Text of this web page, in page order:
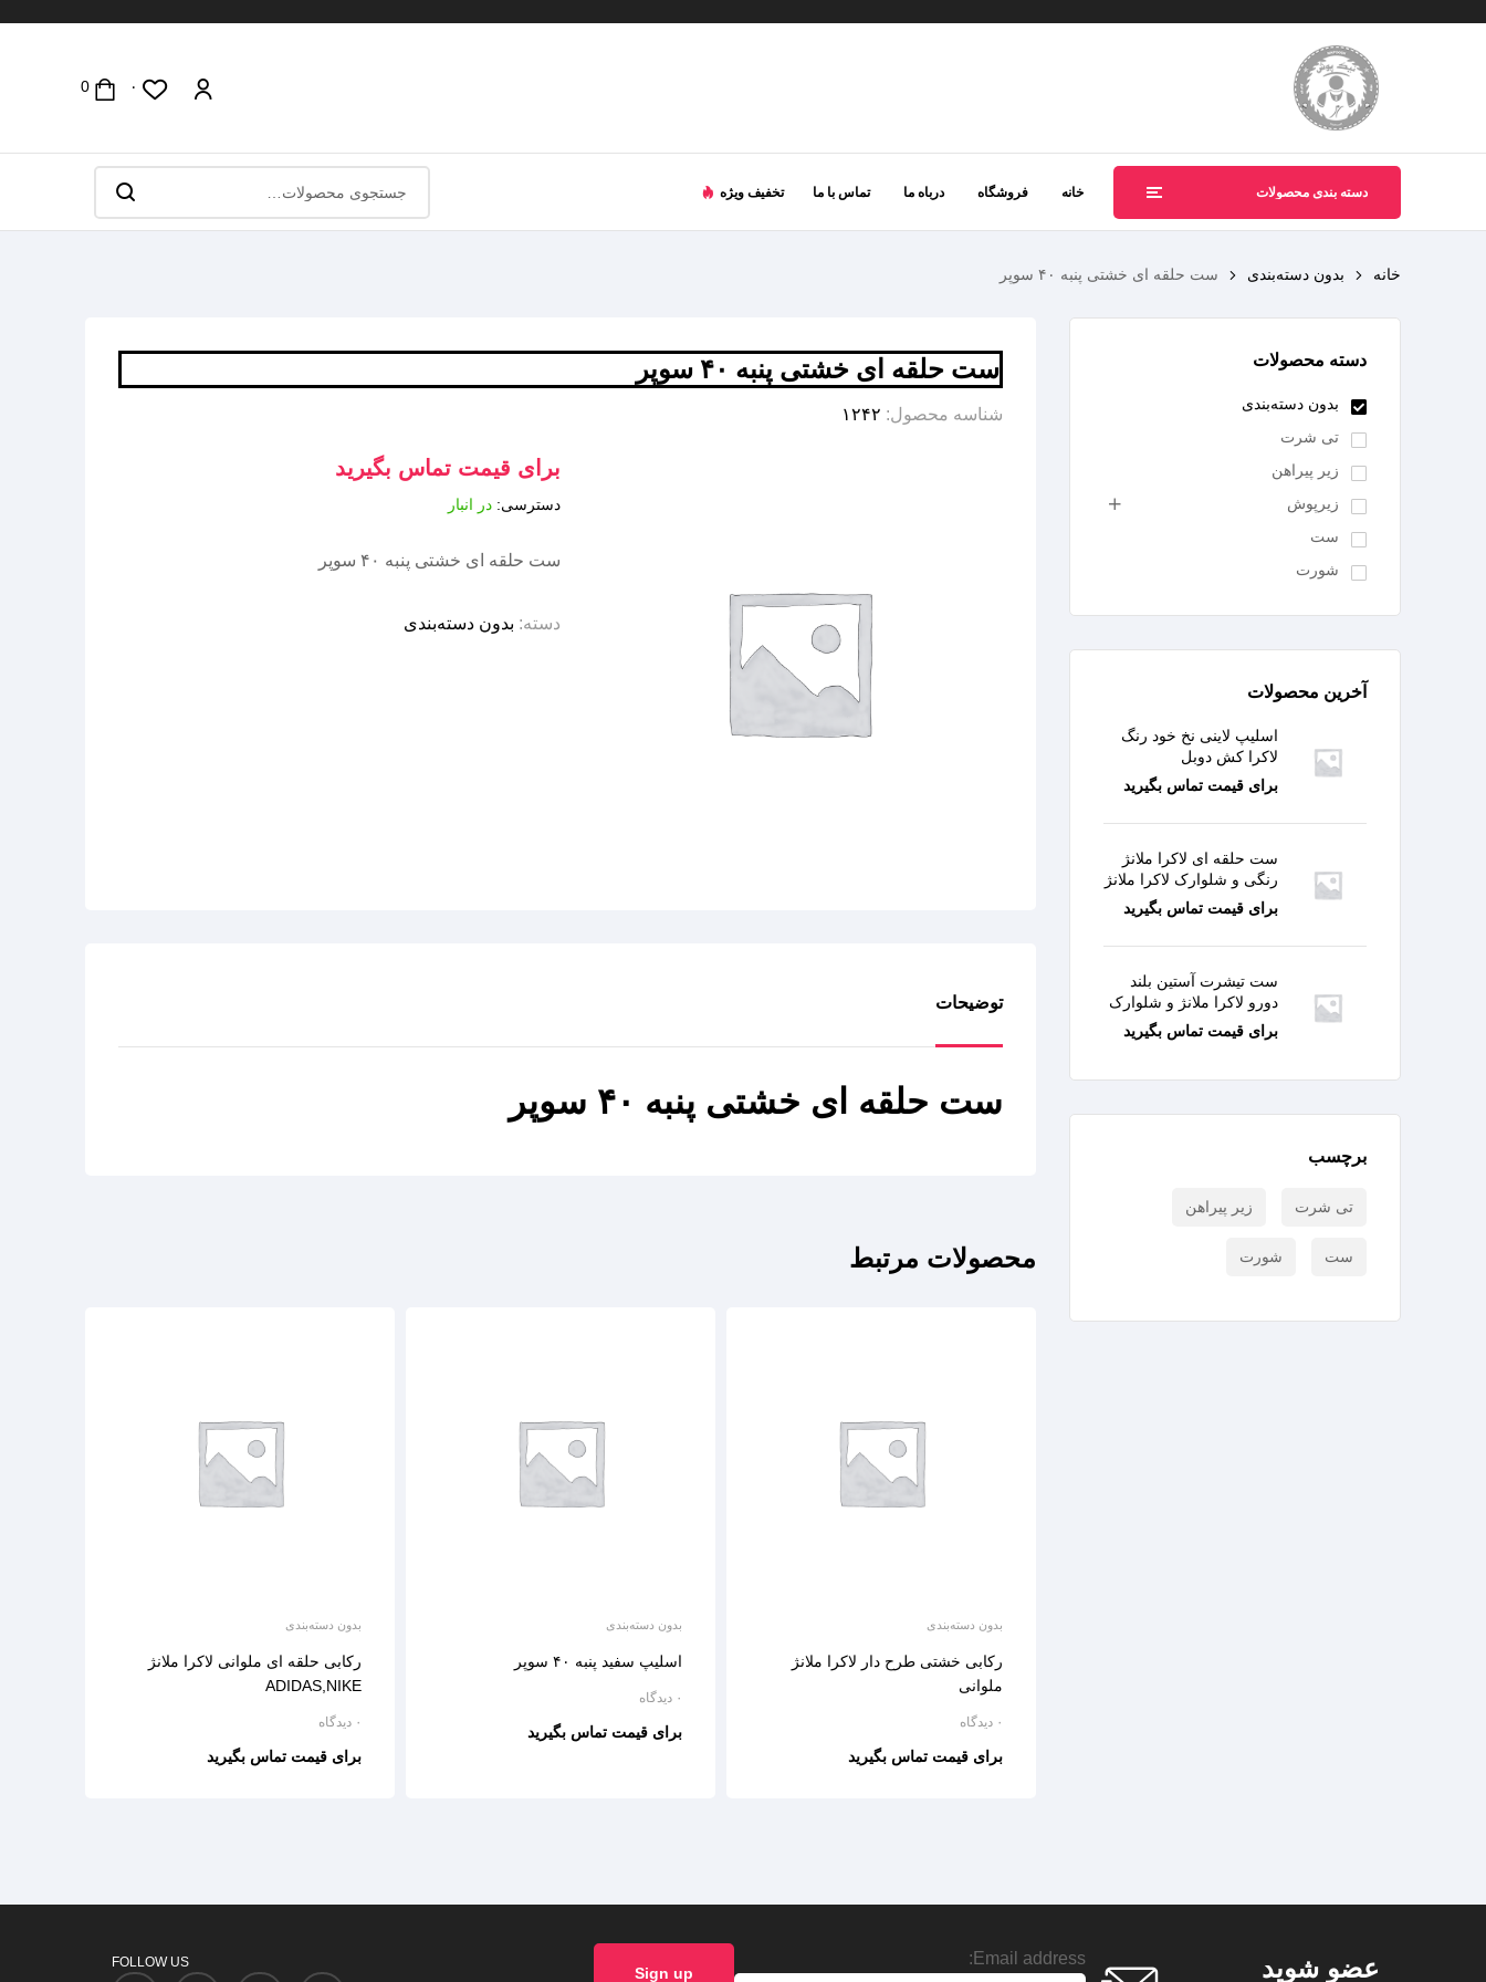
۰
دسته بندی محصولات خانه فروشگاه درباه ما تماس با ما تخفیف ویژه
خانه بدون دسته‌بندی ست حلقه ای خشتی پنبه ۴۰ سوپر
ست حلقه ای خشتی پنبه ۴۰ سوپر
شناسه محصول: ۱۲۴۲
برای قیمت تماس بگیرید
دسترسی: در انبار
ست حلقه ای خشتی پنبه ۴۰ سوپر
دسته: بدون دسته‌بندی
توضیحات
ست حلقه ای خشتی پنبه ۴۰ سوپر
محصولات مرتبط
بدون دسته‌بندی
رکابی خشتی طرح دار لاکرا ملانژ
ملوانی
۰ دیدگاه
برای قیمت تماس بگیرید
بدون دسته‌بندی
اسلیپ سفید پنبه ۴۰ سوپر
۰ دیدگاه
برای قیمت تماس بگیرید
بدون دسته‌بندی
رکابی حلقه ای ملوانی لاکرا ملانژ
ADIDAS,NIKE
۰ دیدگاه
برای قیمت تماس بگیرید
دسته محصولات
بدون دسته‌بندی
تی شرت
زیر پیراهن
زیرپوش
ست
شورت
آخرین محصولات
اسلیپ لاینی نخ خود رنگ
لاکرا کش دوبل
برای قیمت تماس بگیرید
ست حلقه ای لاکرا ملانژ
رنگی و شلوارک لاکرا ملانژ
برای قیمت تماس بگیرید
ست تیشرت آستین بلند
دورو لاکرا ملانژ و شلوارک
برای قیمت تماس بگیرید
برچسب
تی شرت زیر پیراهن
ست شورت
عضو شوید Email address:
FOLLOW US